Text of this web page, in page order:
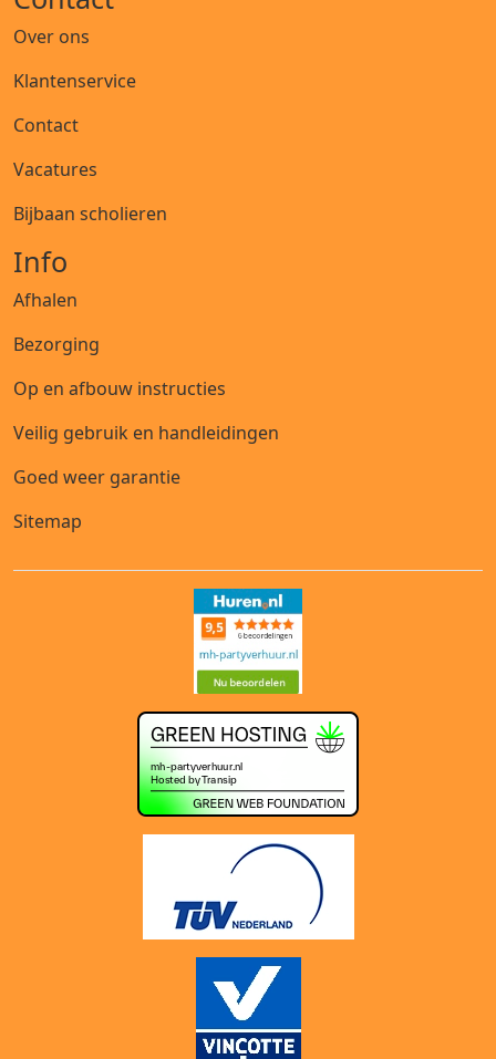
Over ons
Klantenservice
Contact
Vacatures
Bijbaan scholieren
Info
Afhalen
Bezorging
Op en afbouw instructies
Veilig gebruik en handleidingen
Goed weer garantie
Sitemap